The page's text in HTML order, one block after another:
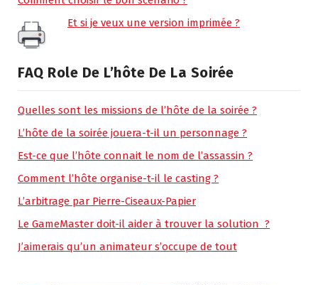
Et si je veux une version imprimée ?
FAQ Role De L’hôte De La Soirée
Quelles sont les missions de l’hôte de la soirée ?
L’hôte de la soirée jouera-t-il un personnage ?
Est-ce que l’hôte connait le nom de l’assassin ?
Comment l’hôte organise-t-il le casting ?
L’arbitrage par Pierre-Ciseaux-Papier
Le GameMaster doit-il aider à trouver la solution ?
J’aimerais qu’un animateur s’occupe de tout